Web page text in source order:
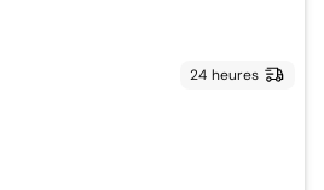
24 heures